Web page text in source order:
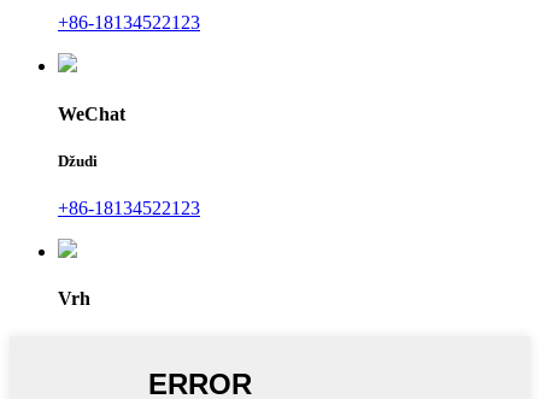
+86-18134522123
WeChat
Džudi
+86-18134522123
Vrh